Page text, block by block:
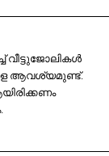
വീട്ടുജോലികൾ
ആവശ്യമുണ്ട്.